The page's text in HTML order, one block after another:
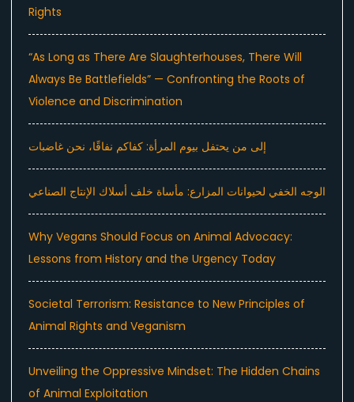
Rights
“As Long as There Are Slaughterhouses, There Will
Always Be Battlefields” — Confronting the Roots of
Violence and Discrimination
إلى من يحتفل بيوم المرأة: كفاكم نفاقًا، نحن غاضبات
الوجه الخفي لحيوانات المزارع: مأساة خلف أسلاك الإنتاج الصناعي
Why Vegans Should Focus on Animal Advocacy:
Lessons from History and the Urgency Today
Societal Terrorism: Resistance to New Principles of
Animal Rights and Veganism
Unveiling the Oppressive Mindset: The Hidden Chains
of Animal Exploitation